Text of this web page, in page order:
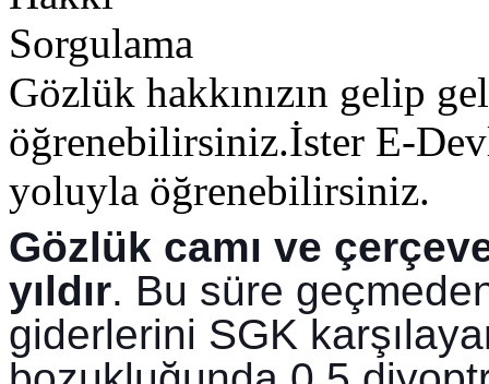
Gözlük hakkınızın gelip
öğrenebilirsiniz.İster E-
yoluyla öğrenebilirsiniz.
Gözlük camı ve
yıldır. Bu süre
giderlerini SGK